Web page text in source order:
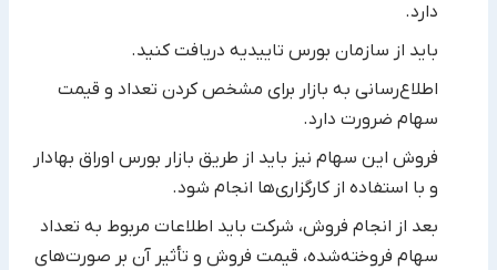
دارد.
باید از سازمان بورس تاییدیه دریافت کنید.
اطلاع‌رسانی به بازار برای مشخص کردن تعداد و قیمت
سهام ضرورت دارد.
فروش این سهام نیز باید از طریق بازار بورس اوراق بهادار
و با استفاده از کارگزاری‌ها انجام ‌شود.
بعد از انجام فروش، شرکت باید اطلاعات مربوط به تعداد
سهام فروخته‌شده، قیمت فروش و تأثیر آن بر صورت‌های